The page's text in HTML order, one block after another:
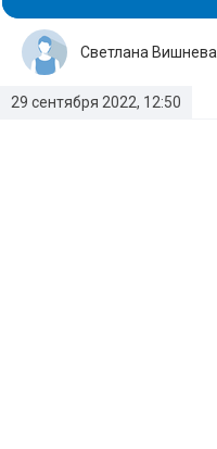
29 сентября 2022, 12:50
Светлана Вишнева